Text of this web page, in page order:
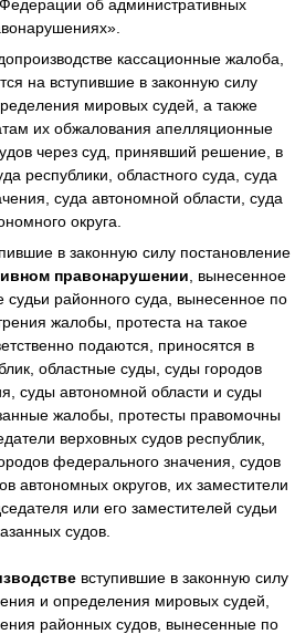
об административных
кассационные жалоба,
на вступившие в законную силу
мировых судей, а также
их обжалования апелляционные
через суд, принявший решение, в
республики, областного суда, суда
суда автономной области, суда
округа.
в законную силу постановление
правонарушении , вынесенное
районного суда, вынесенное по
жалобы, протеста на такое
подаются, приносятся в
областные суды, суды городов
суды автономной области и суды
жалобы, протесты правомочны
верховных судов республик,
федерального значения, судов
автономных округов, их заместители
или его заместителей судьи
судов.
вступившие в законную силу
и определения мировых судей,
районных судов, вынесенные по